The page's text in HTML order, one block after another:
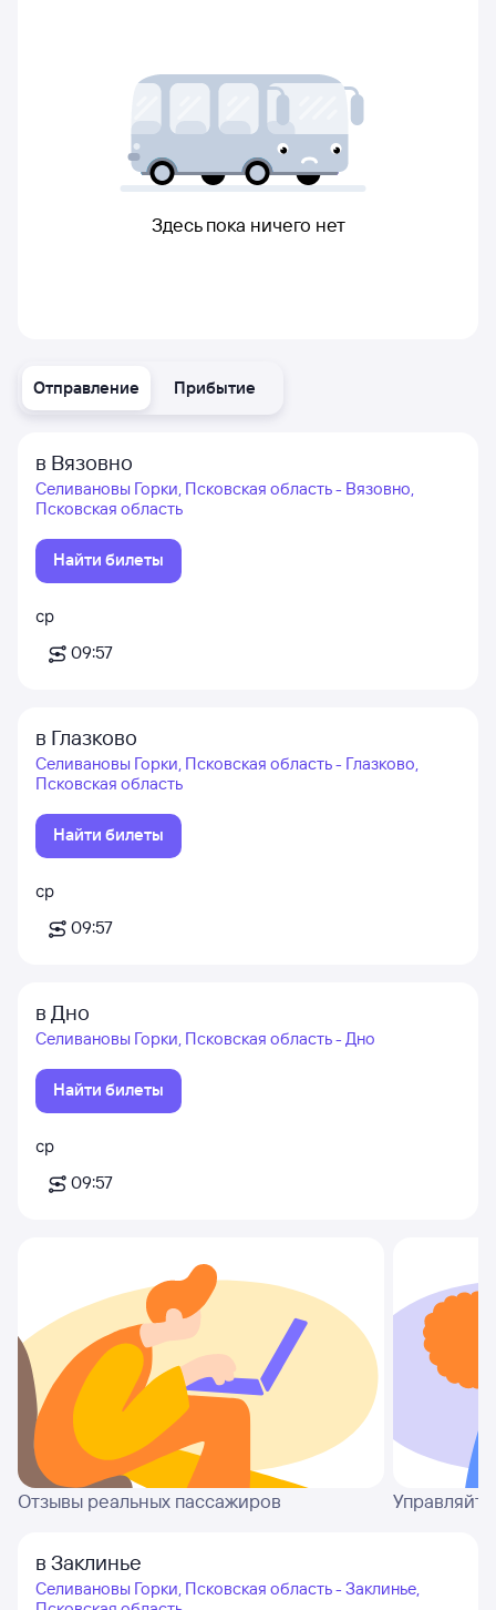
Отправление Прибытие
в Вязовно
Селивановы Горки, Псковская область - Вязовно,
Псковская область
Найти билеты
ср
09:57
в Глазково
Селивановы Горки, Псковская область - Глазково,
Псковская область
Найти билеты
ср
09:57
в Дно
Селивановы Горки, Псковская область - Дно
Найти билеты
ср
09:57
Отзывы реальных пассажиров
в Заклинье
Селивановы Горки, Псковская область - Заклинье,
Здесь пока ничего нет